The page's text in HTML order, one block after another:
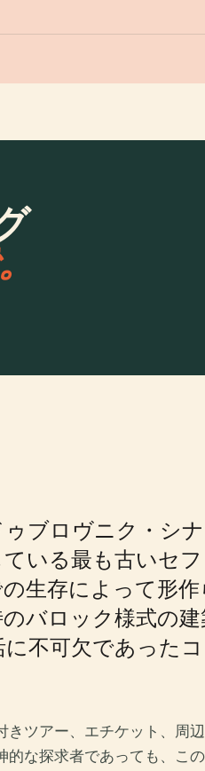
ブロヴニク・シ
いる最も古いセ
生存によって形
バロック様式の
不可欠であった
ツアー、エチケット、周
な探求者であっても、こ